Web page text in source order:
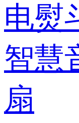
电熨
智慧
扇